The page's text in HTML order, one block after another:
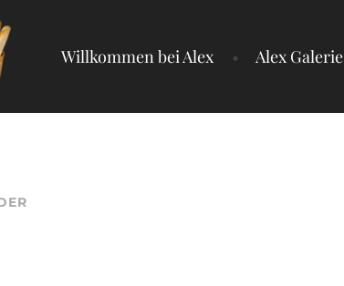
Willkommen bei Alex Alex Galerie